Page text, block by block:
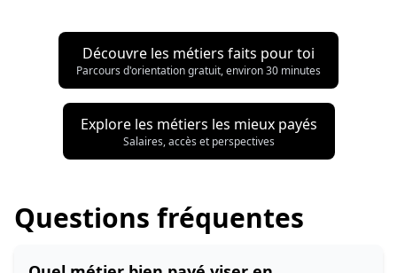
Découvre les métiers faits pour toi
Parcours d'orientation gratuit, environ 30 minutes
Explore les métiers les mieux payés
Salaires, accès et perspectives
Questions fréquentes